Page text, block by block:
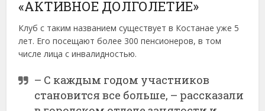
«АКТИВНОЕ ДОЛГОЛЕТИЕ»
Клуб с таким названием существует в Костанае уже 5
лет. Его посещают более 300 пенсионеров, в том
числе лица с инвалидностью.
– С каждым годом участников
становится все больше, – рассказали